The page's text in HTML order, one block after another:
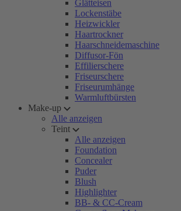
Glätteisen
Lockenstäbe
Heizwickler
Haartrockner
Haarschneidemaschine
Diffusor-Fön
Effilierschere
Friseurschere
Friseurumhänge
Warmluftbürsten
Make-up
Alle anzeigen
Teint
Alle anzeigen
Foundation
Concealer
Puder
Blush
Highlighter
BB- & CC-Cream